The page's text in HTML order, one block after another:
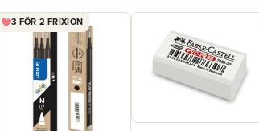
3 FÖR 2 FRIXION